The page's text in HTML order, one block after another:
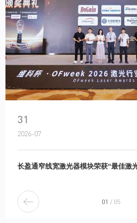
31
2026-07
长盈通窄线宽激光器模块荣获“最佳激
1 / 5